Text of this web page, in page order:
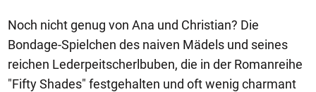
Noch nicht genug von Ana und Christian? Die
Bondage-Spielchen des naiven Mädels und seines
reichen Lederpeitscherlbuben, die in der Romanreihe
"Fifty Shades" festgehalten und oft wenig charmant